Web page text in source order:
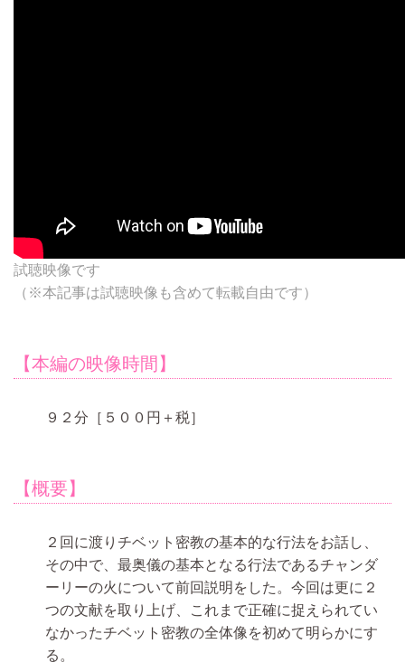
試聴映像です
（※本記事は試聴映像も含めて転載自由です）
【本編の映像時間】
９２分［５００円＋税］
【概要】
２回に渡りチベット密教の基本的な行法をお話し、
その中で、最奥儀の基本となる行法であるチャンダ
ーリーの火について前回説明をした。今回は更に２
つの文献を取り上げ、これまで正確に捉えられてい
なかったチベット密教の全体像を初めて明らかにす
る。